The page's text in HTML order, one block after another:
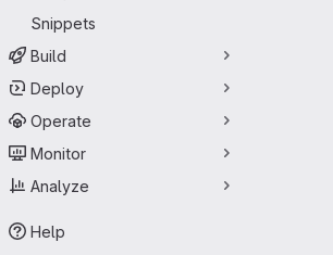
Snippets
Build
Deploy
Operate
Monitor
Analyze
Help